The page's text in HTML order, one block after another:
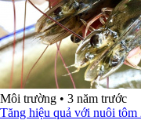
Môi trường • 3 năm trước
Tăng hiệu quả với nuôi tôm